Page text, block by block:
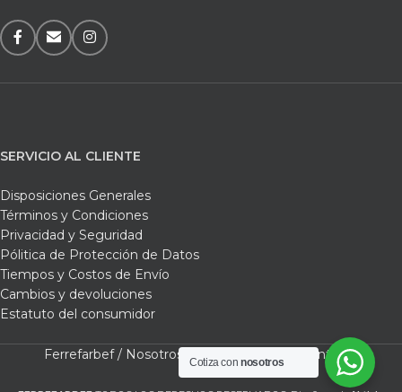
SERVICIO AL CLIENTE
Disposiciones Generales
Términos y Condiciones
Privacidad y Seguridad
Pólitica de Protección de Datos
Tiempos y Costos de Envío
Cambios y devoluciones
Estatuto del consumidor
Ferrefarbef / Nosotros / Contacto
Cotiza connosotros